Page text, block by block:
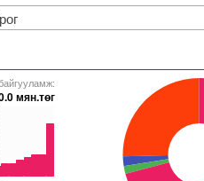
мян.төг